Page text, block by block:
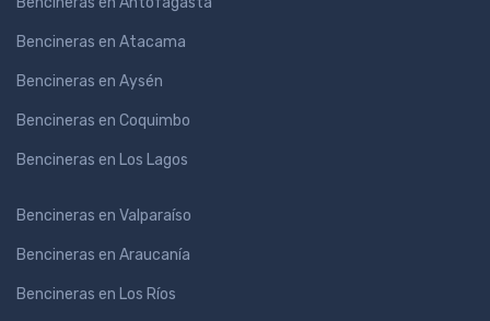
Bencineras en Atacama
Bencineras en Aysén
Bencineras en Coquimbo
Bencineras en Los Lagos
Bencineras en Valparaíso
Bencineras en Araucanía
Bencineras en Los Ríos